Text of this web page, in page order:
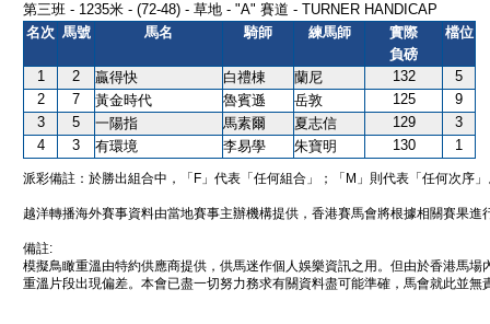
第三班 - 1235米 - (72-48) - 草地 - "A" 賽道 - TURNER HANDICAP
名次 馬號 馬名 騎師 練馬師
實際
負磅
檔位
1 2 贏得快 白禮棟 蘭尼 132
5
2
7 黃金時代 魯賓遜 岳敦 125
9
3
5 一陽指 馬素爾 夏志信 129
3
4
3 有環境 李易學 朱寶明 130 1
派彩備註：於勝出組合中，「F」代表「任何組合」；「M」則代表「任何次序
越洋轉播海外賽事資料由當地賽事主辦機構提供，香港賽馬會將根據相關賽果進
備註:
模擬鳥瞰重溫由特約供應商提供，供馬迷作個人娛樂資訊之用。但由於香港馬
重溫片段出現偏差。本會已盡一切努力務求有關資料盡可能準確，馬會就此並